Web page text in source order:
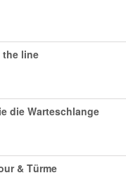
the line
die Warteschlange
& Türme